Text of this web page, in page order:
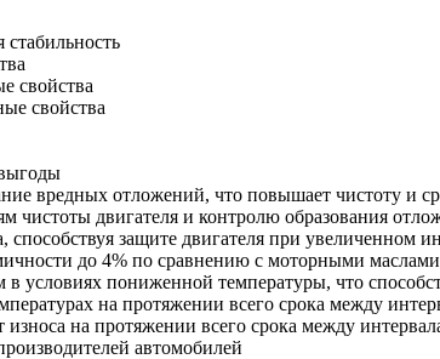
стабильность
свойства
свойства
вредных отложений, что повышает чистоту и
чистоты двигателя и контролю образования
способствуя защите двигателя при увеличенном
до 4% по сравнению с моторными
условиях пониженной температуры, что
на протяжении всего срока между
износа на протяжении всего срока между
автомобилей